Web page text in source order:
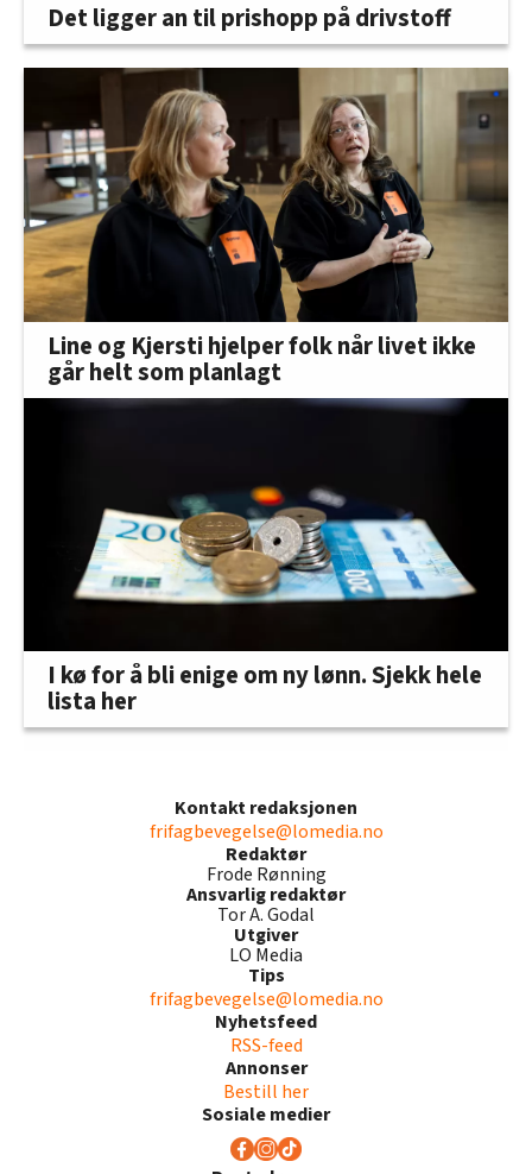
Det ligger an til prishopp på drivstoff
Line og Kjersti hjelper folk når livet ikke
går helt som planlagt
I kø for å bli enige om ny lønn. Sjekk hele
lista her
Kontakt redaksjonen
frifagbevegelse@lomedia.no
Redaktør
Frode Rønning
Ansvarlig redaktør
Tor A. Godal
Utgiver
LO Media
Tips
frifagbevegelse@lomedia.no
Nyhetsfeed
RSS-feed
Annonser
Bestill her
Sosiale medier